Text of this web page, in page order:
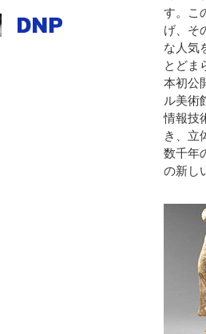
す。こ
げ、そ
な人気
とどま
本初公
ル美術
情報技
き、立
数千年
の新し